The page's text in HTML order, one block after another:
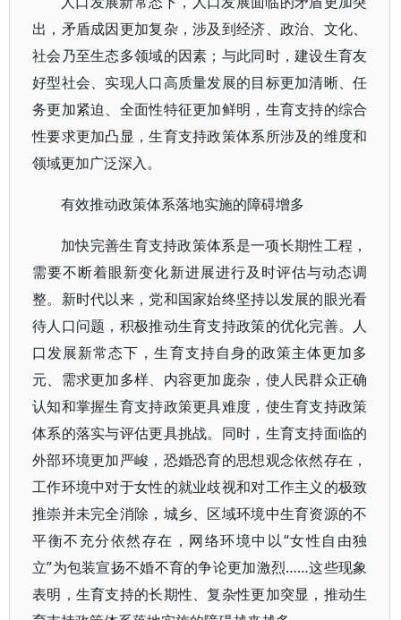
出，矛盾成因更加复杂，涉及到经济、政治、文化、
社会乃至生态多领域的因素；与此同时，建设生育友
好型社会、实现人口高质量发展的目标更加清晰、任
务更加紧迫、全面性特征更加鲜明，生育支持的综合
性要求更加凸显，生育支持政策体系所涉及的维度和
领域更加广泛深入。
有效推动政策体系落地实施的障碍增多
加快完善生育支持政策体系是一项长期性工程，
需要不断着眼新变化新进展进行及时评估与动态调
整。新时代以来，党和国家始终坚持以发展的眼光看
待人口问题，积极推动生育支持政策的优化完善。人
口发展新常态下，生育支持自身的政策主体更加多
元、需求更加多样、内容更加庞杂，使人民群众正确
认知和掌握生育支持政策更具难度，使生育支持政策
体系的落实与评估更具挑战。同时，生育支持面临的
外部环境更加严峻，恐婚恐育的思想观念依然存在，
工作环境中对于女性的就业歧视和对工作主义的极致
推崇并未完全消除，城乡、区域环境中生育资源的不
平衡不充分依然存在，网络环境中以“女性自由独
立”为包装宣扬不婚不育的争论更加激烈……这些现象
表明，生育支持的长期性、复杂性更加突显，推动生